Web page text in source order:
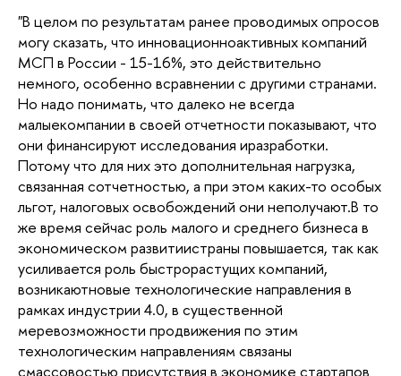
"В целом по результатам ранее проводимых опросов
могу сказать, что инновационноактивных компаний
МСП в России - 15-16%, это действительно
немного, особенно всравнении с другими странами.
Но надо понимать, что далеко не всегда
малыекомпании в своей отчетности показывают, что
они финансируют исследования иразработки.
Потому что для них это дополнительная нагрузка,
связанная сотчетностью, а при этом каких-то особых
льгот, налоговых освобождений они неполучают.В то
же время сейчас роль малого и среднего бизнеса в
экономическом развитиистраны повышается, так как
усиливается роль быстрорастущих компаний,
возникаютновые технологические направления в
рамках индустрии 4.0, в существенной
меревозможности продвижения по этим
технологическим направлениям связаны
смассовостью присутствия в экономике стартапов